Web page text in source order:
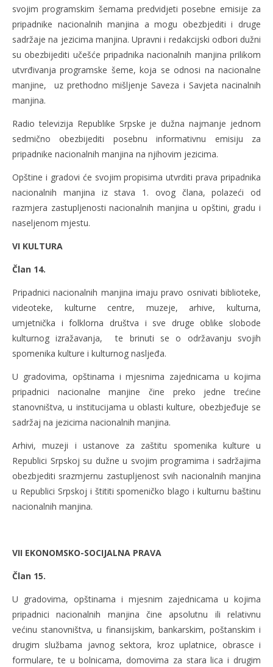
svojim programskim šemama predvidjeti posebne emisije za
pripadnike nacionalnih manjina a mogu obezbjediti i druge
sadržaje na jezicima manjina. Upravni i redakcijski odbori dužni
su obezbijediti učešće pripadnika nacionalnih manjina prilikom
utvrđivanja programske šeme, koja se odnosi na nacionalne
manjine, uz prethodno mišljenje Saveza i Savjeta nacinalnih
manjina.
Radio televizija Republike Srpske je dužna najmanje jednom
sedmično obezbijediti posebnu informativnu emisiju za
pripadnike nacionalnih manjina na njihovim jezicima.
Opštine i gradovi će svojim propisima utvrditi prava pripadnika
nacionalnih manjina iz stava 1. ovog člana, polazeći od
razmjera zastupljenosti nacionalnih manjina u opštini, gradu i
naseljenom mjestu.
VI KULTURA
Član 14.
Pripadnici nacionalnih manjina imaju pravo osnivati biblioteke,
videoteke, kulturne centre, muzeje, arhive, kulturna,
umjetnička i folklorna društva i sve druge oblike slobode
kulturnog izražavanja, te brinuti se o održavanju svojih
spomenika kulture i kulturnog nasljeđa.
U gradovima, opštinama i mjesnima zajednicama u kojima
pripadnici nacionalne manjine čine preko jedne trećine
stanovništva, u institucijama u oblasti kulture, obezbjeđuje se
sadržaj na jezicima nacionalnih manjina.
Arhivi, muzeji i ustanove za zaštitu spomenika kulture u
Republici Srpskoj su dužne u svojim programima i sadržajima
obezbjediti srazmjernu zastupljenost svih nacionalnih manjina
u Republici Srpskoj i štititi spomeničko blago i kulturnu baštinu
nacionalnih manjina.
VII EKONOMSKO-SOCIJALNA PRAVA
Član 15.
U gradovima, opštinama i mjesnim zajednicama u kojima
pripadnici nacionalnih manjina čine apsolutnu ili relativnu
većinu stanovništva, u finansijskim, bankarskim, poštanskim i
drugim službama javnog sektora, kroz uplatnice, obrasce i
formulare, te u bolnicama, domovima za stara lica i drugim